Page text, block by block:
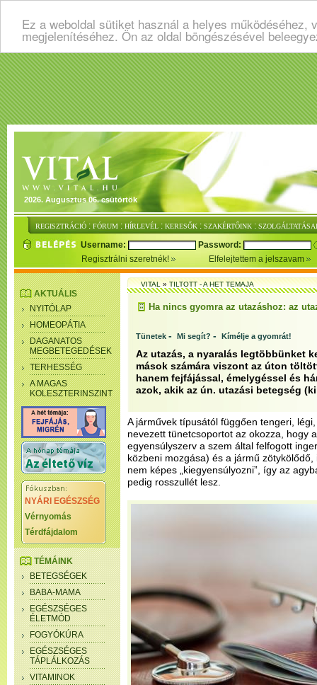
Ez a weboldal sütiket használ a helyes
megjelenítéséhez. Ön az oldal böngészésével
2026. Augusztus 06. csütörtök
REGISZTRÁCIÓ : FÓRUM : HÍRLEVÉL : KERESŐK : SZAKÉRTŐINK :
Username:
Password:
Regisztrálni szeretnék!
Elfelejtettem a jelszavam
AKTUÁLIS
NYITÓLAP
HOMEOPÁTIA
DAGANATOS
MEGBETEGEDÉSEK
TERHESSÉG
A MAGAS
KOLESZTERINSZINT
NYÁRI EGÉSZSÉG
Vérnyomás
Térdfájdalom
TÉMÁINK
BETEGSÉGEK
BABA-MAMA
EGÉSZSÉGES
ÉLETMÓD
FOGYÓKÚRA
EGÉSZSÉGES
TÁPLÁLKOZÁS
VITAMINOK
VITAL»TILTOTT - A HET TEMAJA
Ha nincs gyomra az utazáshoz: az
Tünetek - Mi segít? - Kímélje a gyomrát!
Az utazás, a nyaralás legtöbbünket
mások számára viszont az úton
hanem fejfájással, émelygéssel és
azok, akik az ún. utazási betegség
A járművek típusától függően tengeri,
nevezett tünetcsoportot az okozza, hogy
egyensúlyszerv a szem által felfogott
közbeni mozgása) és a jármű
nem képes „kiegyensúlyozni”, így az
pedig rosszullét lesz.